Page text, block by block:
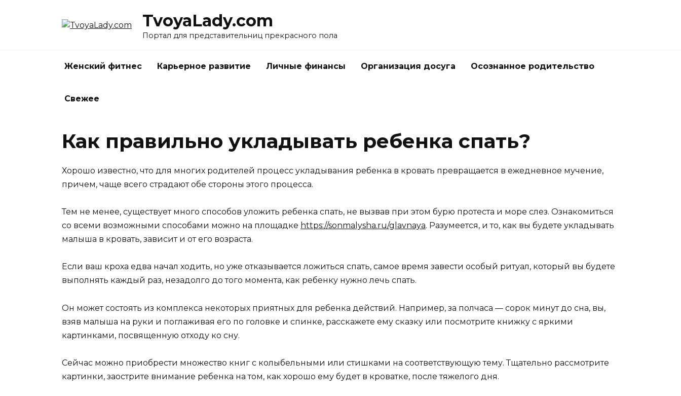
TvoyaLady.com
Портал для представительниц прекрасного пола
Женский фитнес Карьерное развитие Личные финансы Организация досуга Осознанное родительство
Свежее
Как правильно укладывать ребенка спать?
Хорошо известно, что для многих родителей процесс укладывания ребенка в кровать превращается в ежедневное мучение,
причем, чаще всего страдают обе стороны этого процесса.
Тем не менее, существует много способов уложить ребенка спать, не вызвав при этом бурю протеста и море слез. Ознакомиться
со всеми возможными способами можно на площадке https://sonmalysha.ru/glavnaya. Разумеется, и то, как вы будете укладывать
малыша в кровать, зависит и от его возраста.
Если ваш кроха едва начал ходить, но уже отказывается ложиться спать, самое время завести особый ритуал, который вы будете
выполнять каждый раз, незадолго до того момента, как ребенку нужно лечь спать.
Он может состоять из комплекса некоторых приятных для ребенка действий. Например, за полчаса — сорок минут до сна, вы,
взяв малыша на руки и поглаживая его по головке и спинке, расскажете ему сказку или посмотрите книжку с яркими
картинками, посвященную отходу ко сну.
Сейчас можно приобрести множество книг с колыбельными или стишками на соответствующую тему. Тщательно рассмотрите
картинки, заострите внимание ребенка на том, как хорошо ему будет в кроватке, после тяжелого дня.